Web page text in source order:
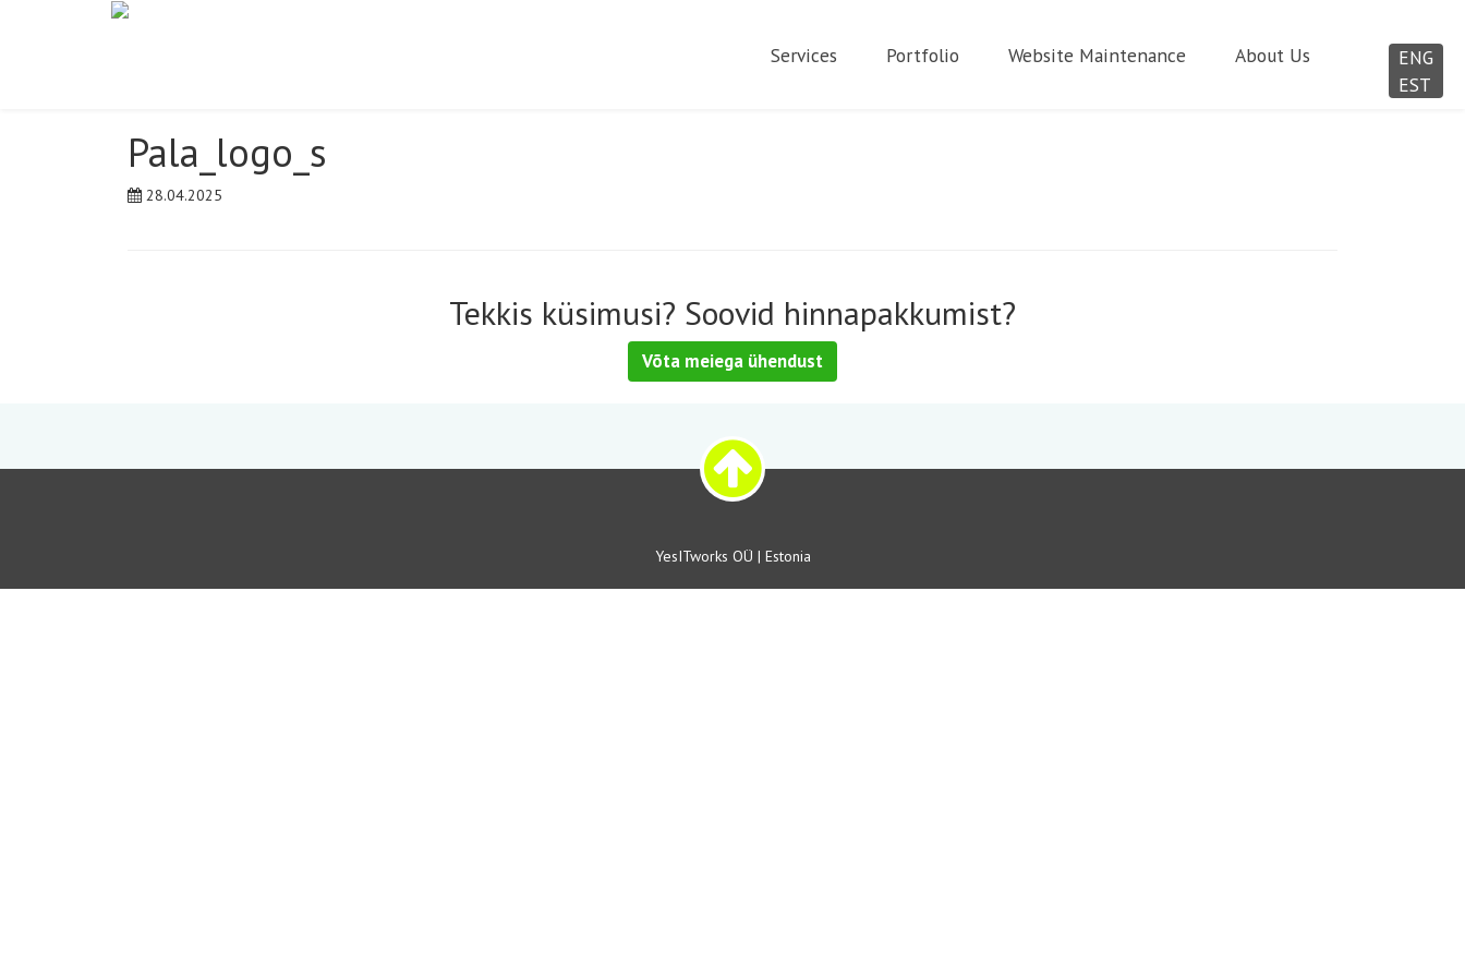
ENG
EST
Services Portfolio Website Maintenance About Us
Pala_logo_s
28.04.2025
Tekkis küsimusi? Soovid hinnapakkumist?
Võta meiega ühendust
YesITworks OÜ | Estonia